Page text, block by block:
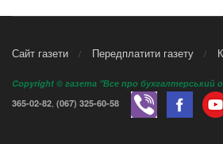
Сайт газети Передплатити газету
Copyright © газета "Все про бухгалтерський
365-02-82 (067) 325-60-58